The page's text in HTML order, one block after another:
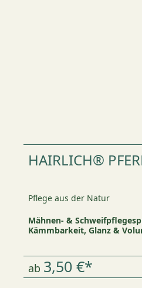
HAIRLICH®
Pflege aus der Natur
Mähnen- &
Kämmbarkeit, Glanz &
ab 3,50 €*